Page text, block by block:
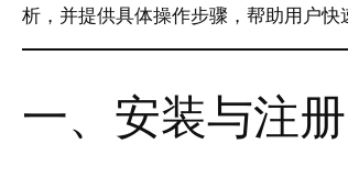
析，并提供具体操作步骤，帮助用户快
一、安装与注册